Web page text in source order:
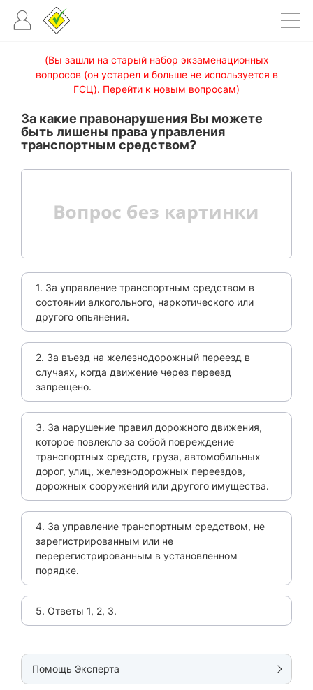
(Вы зашли на старый набор экзаменационных
вопросов (он устарел и больше не используется в
ГСЦ). Перейти к новым вопросам)
За какие правонарушения Вы можете
быть лишены права управления
транспортным средством?
1. За управление транспортным средством в
состоянии алкогольного, наркотического или
другого опьянения.
2. За въезд на железнодорожный переезд в
случаях, когда движение через переезд
запрещено.
3. За нарушение правил дорожного движения,
которое повлекло за собой повреждение
транспортных средств, груза, автомобильных
дорог, улиц, железнодорожных переездов,
дорожных сооружений или другого имущества.
4. За управление транспортным средством, не
зарегистрированным или не
перерегистрированным в установленном
порядке.
5. Ответы 1, 2, 3.
Помощь Эксперта